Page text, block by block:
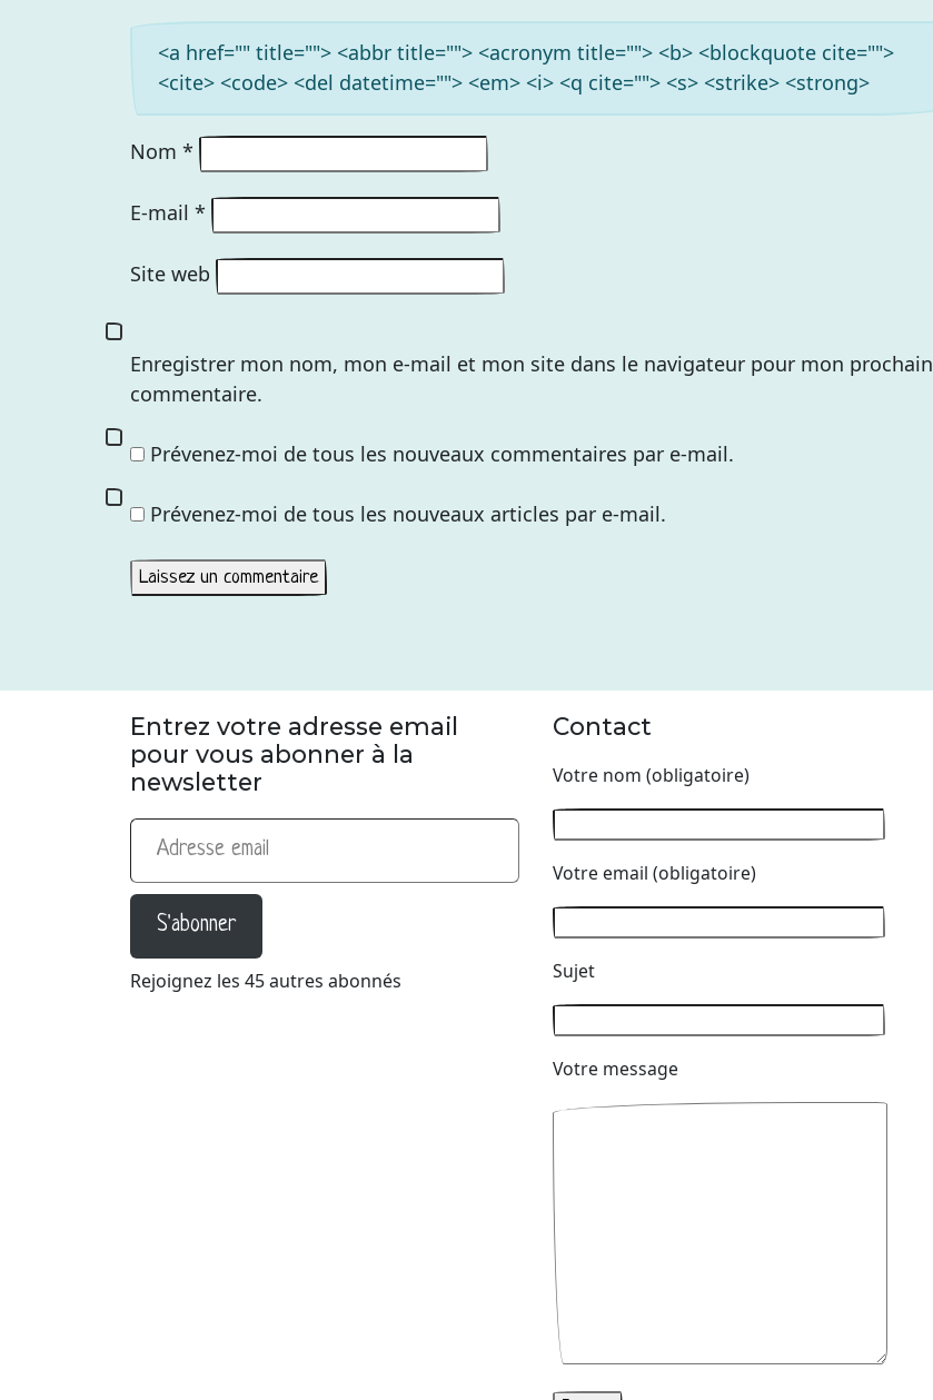
<a href="" title=""> <abbr title=""> <acronym title=""> <b> <blockquote cite="">
<cite> <code> <del datetime=""> <em> <i> <q cite=""> <s> <strike> <strong>
Nom *
E-mail *
Site web
Enregistrer mon nom, mon e-mail et mon site dans le navigateur pour mon prochain
commentaire.
Prévenez-moi de tous les nouveaux commentaires par e-mail.
Prévenez-moi de tous les nouveaux articles par e-mail.
Entrez votre adresse email
pour vous abonner à la
newsletter
Adresse email
S'abonner
Rejoignez les 45 autres abonnés
Contact
Votre nom (obligatoire)
Votre email (obligatoire)
Sujet
Votre message